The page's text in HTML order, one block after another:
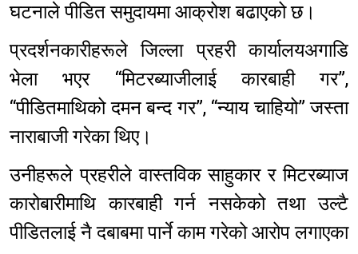
घटनाले पीडित समुदायमा आक्रोश बढाएको छ।
प्रदर्शनकारीहरूले जिल्ला प्रहरी कार्यालयअगाडि
भेला भएर “मिटरब्याजीलाई कारबाही गर”,
“पीडितमाथिको दमन बन्द गर”, “न्याय चाहियो” जस्ता
नाराबाजी गरेका थिए।
उनीहरूले प्रहरीले वास्तविक साहुकार र मिटरब्याज
कारोबारीमाथि कारबाही गर्न नसकेको तथा उल्टै
पीडितलाई नै दबाबमा पार्ने काम गरेको आरोप लगाएका